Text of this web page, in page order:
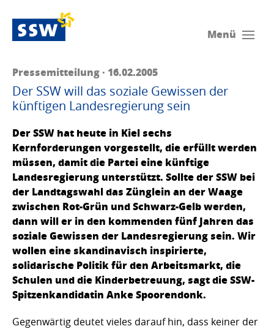
Menü
Pressemitteilung · 16.02.2005
Der SSW will das soziale Gewissen der
künftigen Landesregierung sein
Der SSW hat heute in Kiel sechs
Kernforderungen vorgestellt, die erfüllt werden
müssen, damit die Partei eine künftige
Landesregierung unter­stützt. Sollte der SSW bei
der Landtagswahl das Zünglein an der Waage
zwi­schen Rot-Grün und Schwarz-Gelb werden,
dann will er in den kom­menden fünf Jahren das
soziale Gewissen der Landesregierung sein. Wir
wollen eine skandinavisch inspirierte,
solidarische Politik für den Arbeitsmarkt, die
Schulen und die Kinderbetreuung, sagt die SSW-
Spitzenkandidatin Anke Spoo­rendonk.
Gegenwärtig deutet vieles darauf hin, dass keiner der